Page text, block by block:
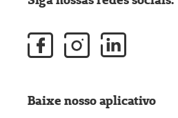
Baixe nosso aplicativo